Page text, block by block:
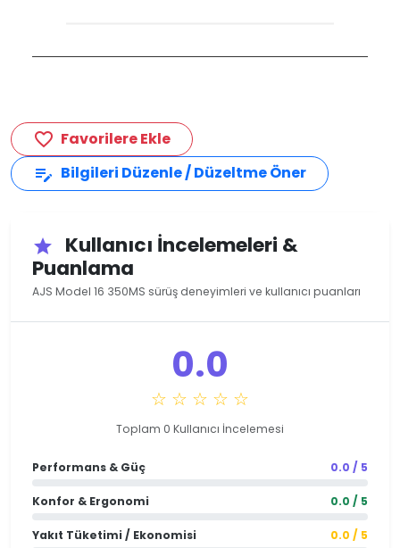
favorite_border Favorilere Ekle
edit_note Bilgileri Düzenle / Düzeltme Öner
star
Kullanıcı İncelemeleri &
Puanlama
AJS Model 16 350MS sürüş deneyimleri ve kullanıcı puanları
0.0
☆ ☆ ☆ ☆ ☆
Toplam 0 Kullanıcı İncelemesi
Performans & Güç 0.0 / 5
Konfor & Ergonomi 0.0 / 5
Yakıt Tüketimi / Ekonomisi 0.0 / 5